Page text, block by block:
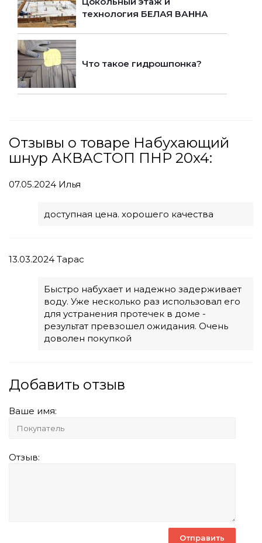
технология БЕЛАЯ ВАННА
Что такое гидрошпонка?
Отзывы о товаре Набухающий
шнур АКВАСТОП ПНР 20x4:
07.05.2024 Илья
доступная цена. хорошего качества
13.03.2024 Тарас
Быстро набухает и надежно задерживает
воду. Уже несколько раз использовал его
для устранения протечек в доме -
результат превзошел ожидания. Очень
доволен покупкой
Добавить отзыв
Ваше имя:
Отзыв: